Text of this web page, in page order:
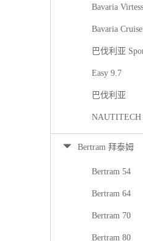
Bavaria
Bavaria
巴伐利亚
Easy 9.7
巴伐利亚
NAUTITECH
Bertram 拜泰姆
Bertram 54
Bertram 64
Bertram 70
Bertram 80